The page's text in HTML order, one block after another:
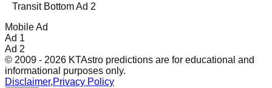
Transit Bottom Ad 2
Mobile Ad
Ad 1
Ad 2
© 2009 - 2026 KTAstro predictions are for educational and
informational purposes only.
Disclaimer,Privacy Policy